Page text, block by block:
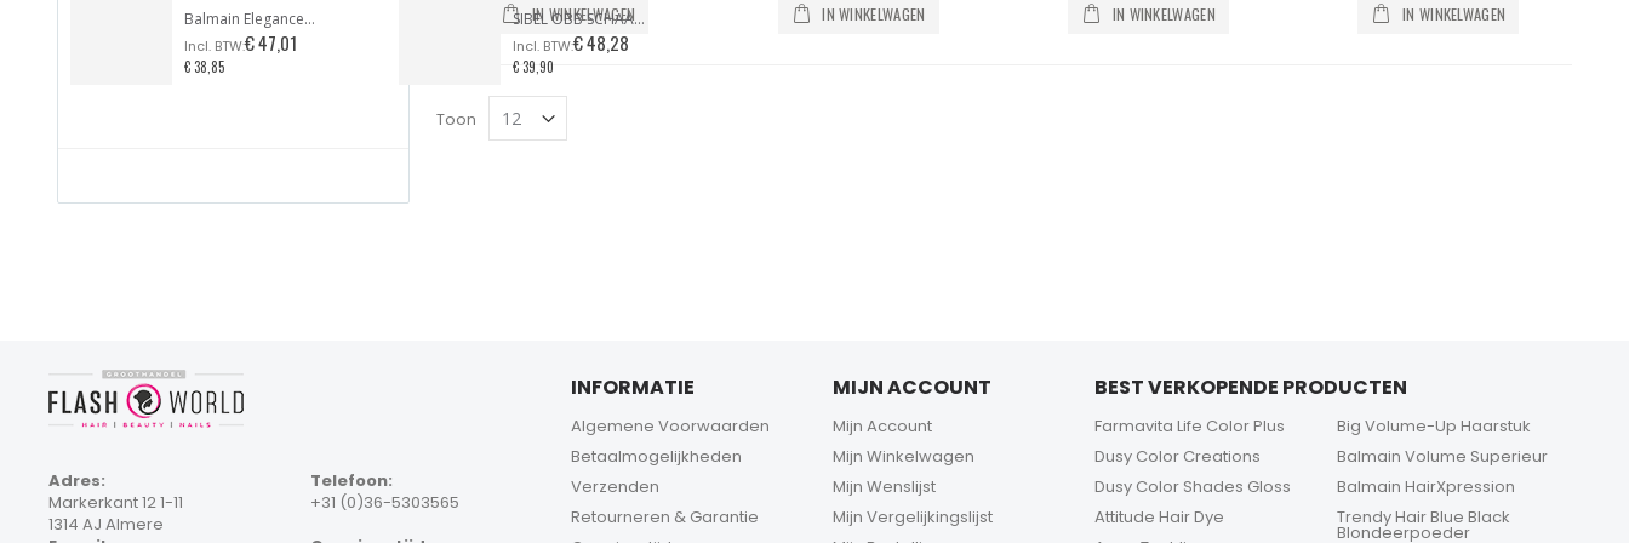
IN WINKELWAGEN IN WINKELWAGEN IN WINKELWAGEN IN WINKELWAGEN
Toon
Balmain Elegance Paris / DARK ESPRESSO
€ 47,01
€ 38,85
SIBEL OBB SCHAAR OFFSET FROSTED BRIGHTS LILAC LIMITED EDITION
€ 48,28
€ 39,90
Adres:
Markerkant 12 1-11
1314 AJ Almere
Telefoon:
+31 (0)36-5303565
INFORMATIE
Algemene Voorwaarden
Betaalmogelijkheden
Verzenden
Retourneren & Garantie
MIJN ACCOUNT
Mijn Account
Mijn Winkelwagen
Mijn Wenslijst
Mijn Vergelijkingslijst
BEST VERKOPENDE PRODUCTEN
Farmavita Life Color Plus
Dusy Color Creations
Dusy Color Shades Gloss
Attitude Hair Dye
Big Volume-Up Haarstuk
Balmain Volume Superieur
Balmain HairXpression
Trendy Hair Blue Black
Blondeerpoeder